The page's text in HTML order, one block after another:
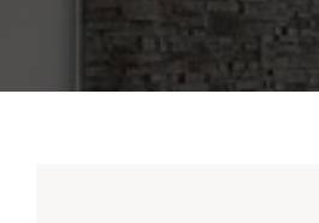
EV KREDILERI